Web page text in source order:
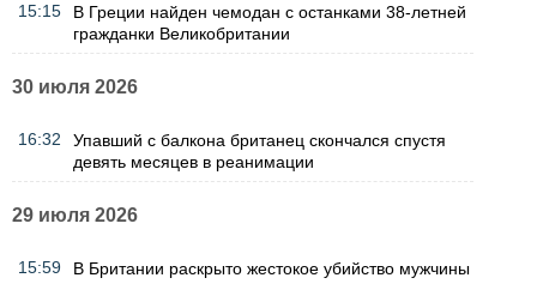
15:15
В Греции найден чемодан с останками 38-летней
гражданки Великобритании
30 июля 2026
16:32
Упавший с балкона британец скончался спустя
девять месяцев в реанимации
29 июля 2026
15:59
В Британии раскрыто жестокое убийство мужчины